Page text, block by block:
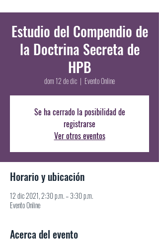
Estudio del Compendio de
la Doctrina Secreta de
HPB
dom 12 de dic
  |
Evento Online
Se ha cerrado la posibilidad de
registrarse
Ver otros eventos
Horario y ubicación
12 dic 2021, 2:30 p.m. – 3:30 p.m.
Evento Online
Acerca del evento